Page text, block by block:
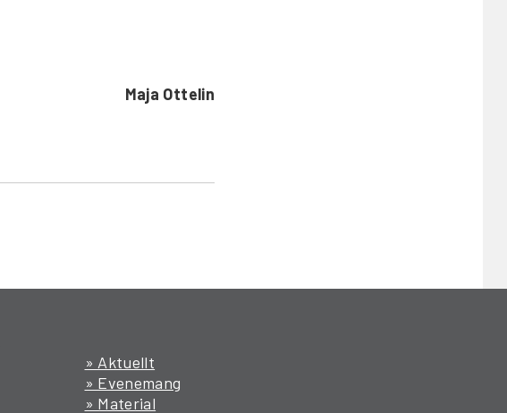
Maja Ottelin
» Aktuellt
» Evenemang
» Material